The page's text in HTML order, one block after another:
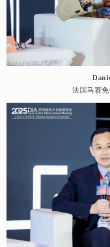
法国马赛